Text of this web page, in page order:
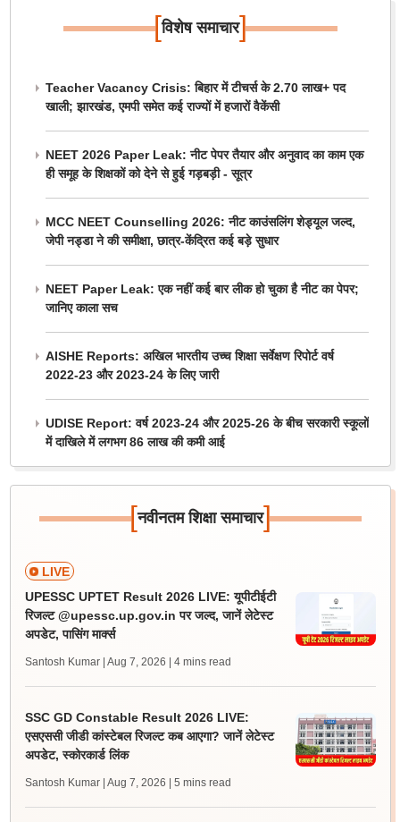
[विशेष समाचार]
Teacher Vacancy Crisis: बिहार में टीचर्स के 2.70 लाख+ पद
खाली; झारखंड, एमपी समेत कई राज्यों में हजारों वैकेंसी
NEET 2026 Paper Leak: नीट पेपर तैयार और अनुवाद का काम एक
ही समूह के शिक्षकों को देने से हुई गड़बड़ी - सूत्र
MCC NEET Counselling 2026: नीट काउंसलिंग शेड्यूल जल्द,
जेपी नड्डा ने की समीक्षा, छात्र-केंद्रित कई बड़े सुधार
NEET Paper Leak: एक नहीं कई बार लीक हो चुका है नीट का पेपर;
जानिए काला सच
AISHE Reports: अखिल भारतीय उच्च शिक्षा सर्वेक्षण रिपोर्ट वर्ष
2022-23 और 2023-24 के लिए जारी
UDISE Report: वर्ष 2023-24 और 2025-26 के बीच सरकारी स्कूलों
में दाखिले में लगभग 86 लाख की कमी आई
[नवीनतम शिक्षा समाचार]
LIVE
UPESSC UPTET Result 2026 LIVE: यूपीटीईटी
रिजल्ट @upessc.up.gov.in पर जल्द, जानें लेटेस्ट
अपडेट, पासिंग मार्क्स
Santosh Kumar | Aug 7, 2026 | 4 mins read
SSC GD Constable Result 2026 LIVE:
एसएससी जीडी कांस्टेबल रिजल्ट कब आएगा? जानें लेटेस्ट
अपडेट, स्कोरकार्ड लिंक
Santosh Kumar | Aug 7, 2026 | 5 mins read